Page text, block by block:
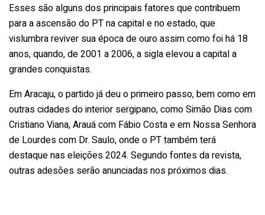
Esses são alguns dos principais fatores que contribuem
para a ascensão do PT na capital e no estado, que
vislumbra reviver sua época de ouro assim como foi há 18
anos, quando, de 2001 a 2006, a sigla elevou a capital a
grandes conquistas.
Em Aracaju, o partido já deu o primeiro passo, bem como em
outras cidades do interior sergipano, como Simão Dias com
Cristiano Viana, Arauá com Fábio Costa e em Nossa Senhora
de Lourdes com Dr. Saulo, onde o PT também terá
destaque nas eleições 2024. Segundo fontes da revista,
outras adesões serão anunciadas nos próximos dias.